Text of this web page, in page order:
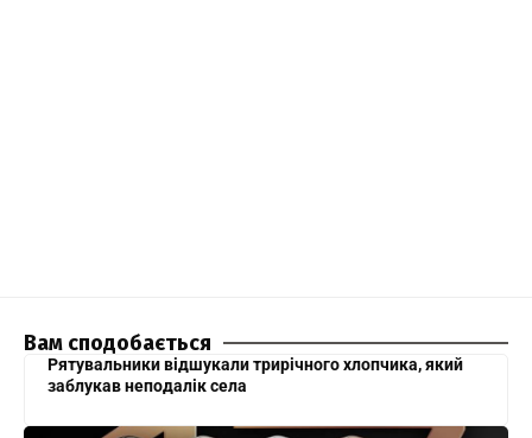
Вам сподобається
Рятувальники відшукали трирічного хлопчика, який
заблукав неподалік села